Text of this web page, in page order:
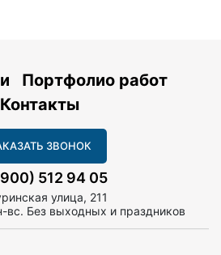
Портфолио работ
Контакты
ЗВОНОК
512 94 05
улица, 211
вс. Без выходных и праздников